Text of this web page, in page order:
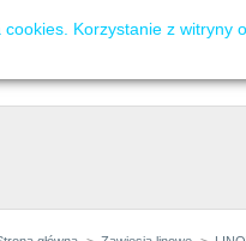
cookies. Korzystanie z witryny